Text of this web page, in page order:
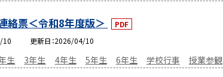
絡票＜令和8年度版＞
PDF
10 更新日 2026/04/10
生 3年生 4年生 5年生 6年生 学校行事 授業参観